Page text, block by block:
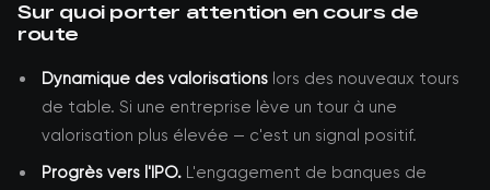
Sur quoi porter attention en cours de
route
Dynamique des valorisations lors des nouveaux tours
de table. Si une entreprise lève un tour à une
valorisation plus élevée — c'est un signal positif.
Progrès vers l'IPO. L'engagement de banques de